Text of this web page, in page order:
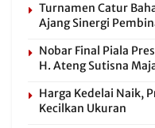
Turnamen Catur
Ajang Sinergi
Nobar Final Piala
H. Ateng Sutisna
Harga Kedelai Naik,
Kecilkan Ukuran